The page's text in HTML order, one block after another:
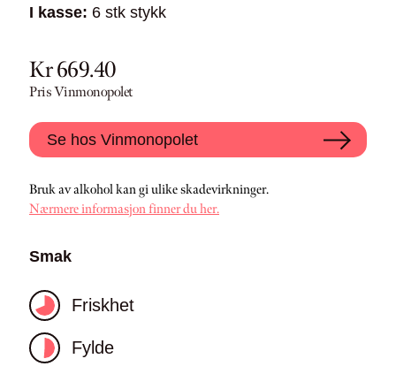
I kasse: 6 stk stykk
Kr 669.40
Pris Vinmonopolet
Se hos Vinmonopolet
Bruk av alkohol kan gi ulike skadevirkninger.
Nærmere informasjon finner du her.
Smak
Friskhet
Fylde